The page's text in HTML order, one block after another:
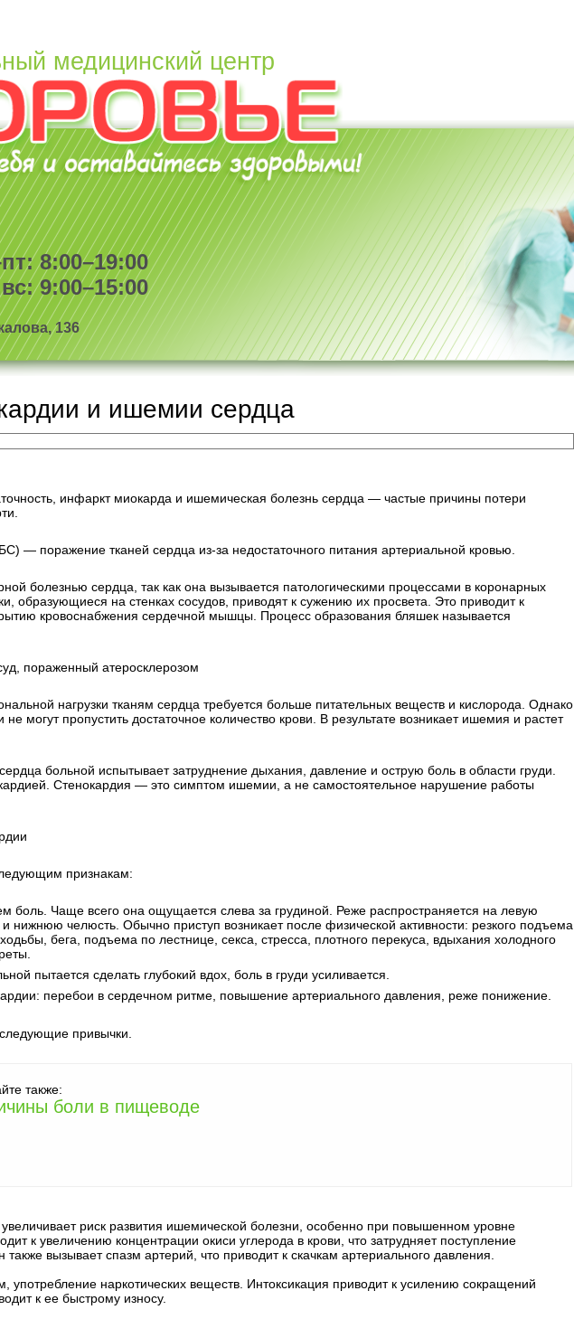
медицинский центр
8:00–19:00
9:00–15:00
136
и ишемии сердца
инфаркт миокарда и ишемическая болезнь сердца — частые причины потери
— поражение тканей сердца из-за недостаточного питания артериальной кровью.
болезнью сердца, так как она вызывается патологическими процессами в коронарных
образующиеся на стенках сосудов, приводят к сужению их просвета. Это приводит к
кровоснабжения сердечной мышцы. Процесс образования бляшек называется
пораженный атеросклерозом
нагрузки тканям сердца требуется больше питательных веществ и кислорода. Однако
могут пропустить достаточное количество крови. В результате возникает ишемия и растет
больной испытывает затруднение дыхания, давление и острую боль в области груди.
Стенокардия — это симптом ишемии, а не самостоятельное нарушение работы
признакам:
боль. Чаще всего она ощущается слева за грудиной. Реже распространяется на левую
нижнюю челюсть. Обычно приступ возникает после физической активности: резкого подъема
бега, подъема по лестнице, секса, стресса, плотного перекуса, вдыхания холодного
пытается сделать глубокий вдох, боль в груди усиливается.
перебои в сердечном ритме, повышение артериального давления, реже понижение.
привычки.
также:
боли в пищеводе
риск развития ишемической болезни, особенно при повышенном уровне
к увеличению концентрации окиси углерода в крови, что затрудняет поступление
также вызывает спазм артерий, что приводит к скачкам артериального давления.
употребление наркотических веществ. Интоксикация приводит к усилению сокращений
к ее быстрому износу.